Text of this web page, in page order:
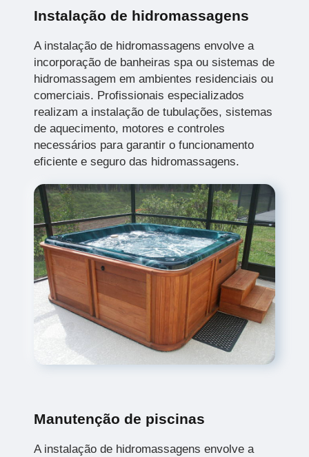
Instalação de hidromassagens
A instalação de hidromassagens envolve a
incorporação de banheiras spa ou sistemas de
hidromassagem em ambientes residenciais ou
comerciais. Profissionais especializados
realizam a instalação de tubulações, sistemas
de aquecimento, motores e controles
necessários para garantir o funcionamento
eficiente e seguro das hidromassagens.
Manutenção de piscinas
A instalação de hidromassagens envolve a